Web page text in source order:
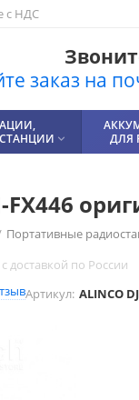
с НДС
заказ на

ДЛЯ
FX446
Портативные
доставкой по России
Артикул: ALINCO